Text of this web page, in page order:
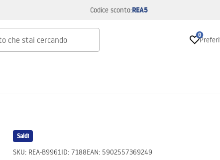
Codice sconto:REA5
0
Saldi
SKU: REA-B9961ID: 7188EAN: 5902557369249